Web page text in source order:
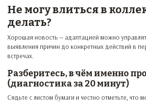
Не могу влиться в
делать?
Хорошая новость — адаптацией можно
выявления причин до конкретных действий в
встречах.
Разберитесь, в чём именно
(диагностика за 20 минут)
Сядьте с листом бумаги и честно отметьте, что